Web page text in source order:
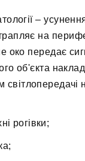
–
на
око передає
об'єкта
рогівки;